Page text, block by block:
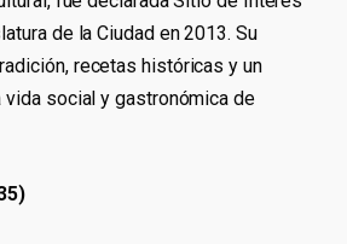
de la Ciudad en 2013. Su
recetas históricas y un
vida social y gastronómica de